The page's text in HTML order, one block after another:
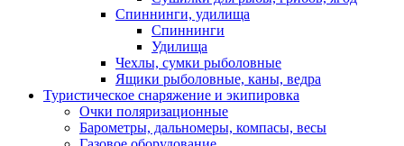
Спиннинги, удилища
Спиннинги
Удилища
Чехлы, сумки рыболовные
Ящики рыболовные, каны, ведра
Туристическое снаряжение и экипировка
Очки поляризационные
Барометры, дальномеры, компасы, весы